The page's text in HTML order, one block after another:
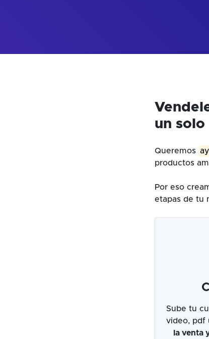
un solo
Queremos
productos
Por eso
etapas de tu
Sube tu
video, pdf
la venta